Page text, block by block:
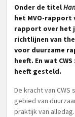
Onder de titel
het MVO-rapport
rapport over het
richtlijnen van
voor duurzame
heeft. En wat
heeft gesteld.
De kracht van
gebied van
praktijk van